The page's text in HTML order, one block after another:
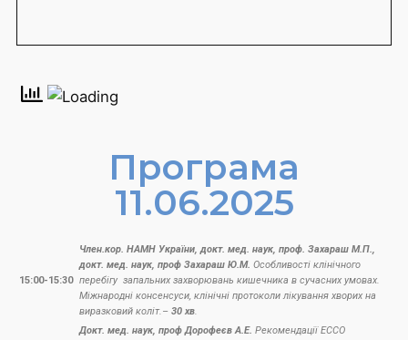
Програма
11.06.2025
15:00-15:30
Член.кор. НАМН України, докт. мед. наук, проф. Захараш М.П.,
докт. мед. наук, проф Захараш Ю.М. Особливості клінічного
перебігу запальних захворювань кишечника в сучасних умовах.
Міжнародні консенсуси, клінічні протоколи лікування хворих на
виразковий коліт.– 30 хв.
Докт. мед. наук, проф Дорофеєв А.Е. Рекомендації ЕССО